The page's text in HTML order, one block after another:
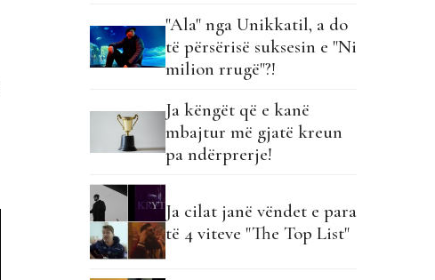
"Ala" nga Unikkatil, a do
të përsërisë suksesin e "Ni
milion rrugë"?!
Ja këngët që e kanë
mbajtur më gjatë kreun
pa ndërprerje!
Ja cilat janë vëndet e para
të 4 viteve "The Top List"